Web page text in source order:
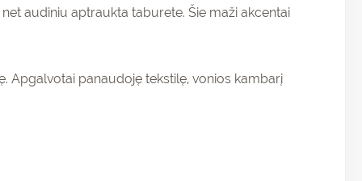
audiniu aptraukta taburete. Šie maži akcentai
Apgalvotai panaudoję tekstilę, vonios kambarį